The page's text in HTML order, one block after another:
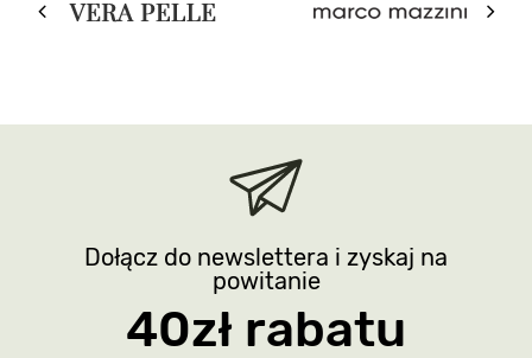
Dołącz do newslettera i zyskaj na
powitanie
40zł rabatu